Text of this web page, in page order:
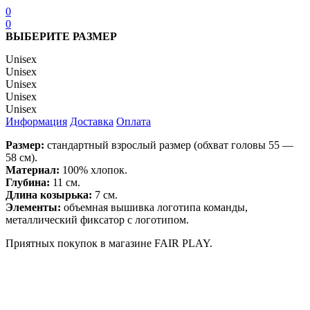
0
0
ВЫБЕРИТЕ РАЗМЕР
Unisex
Unisex
Unisex
Unisex
Unisex
Информация Доставка Оплата
Размер: стандартный взрослый размер (обхват головы 55 —
58 см).
Материал: 100% хлопок.
Глубина: 11 см.
Длина козырька: 7 см.
Элементы: объемная вышивка логотипа команды,
металлический фиксатор с логотипом.
Приятных покупок в магазине FAIR PLAY.